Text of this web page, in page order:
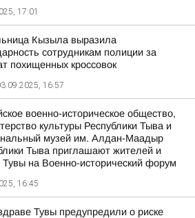
17:01
Кызыла выразила
сотрудникам полиции за
похищенных кроссовок
16:57
военно-историческое общество,
культуры Республики Тыва и
музей им. Алдан-Маадыр
Тыва приглашают жителей и
Тувы на Военно-исторический форум
16:45
Тувы предупредили о риске